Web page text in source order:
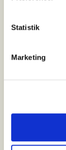
Statistik
Marketing